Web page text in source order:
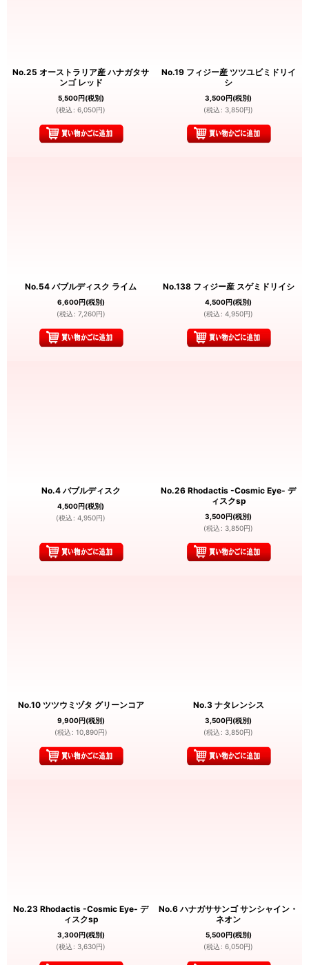
No.25 オーストラリア産 ハナガタサ
ンゴ レッド
5,500円(税別)
(税込 : 6,050円)
No.19 フィジー産 ツツユビミドリイ
シ
3,500円(税別)
(税込 : 3,850円)
No.54 バブルディスク ライム
6,600円(税別)
(税込 : 7,260円)
No.138 フィジー産 スゲミドリイシ
4,500円(税別)
(税込 : 4,950円)
No.4 バブルディスク
4,500円(税別)
(税込 : 4,950円)
No.26 Rhodactis -Cosmic Eye- デ
ィスクsp
3,500円(税別)
(税込 : 3,850円)
No.10 ツツウミヅタ グリーンコア
9,900円(税別)
(税込 : 10,890円)
No.3 ナタレンシス
3,500円(税別)
(税込 : 3,850円)
No.23 Rhodactis -Cosmic Eye- デ
ィスクsp
3,300円(税別)
(税込 : 3,630円)
No.6 ハナガササンゴ サンシャイン・
ネオン
5,500円(税別)
(税込 : 6,050円)